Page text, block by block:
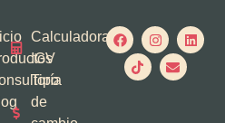
Calculadora
IGV
Tipo
de